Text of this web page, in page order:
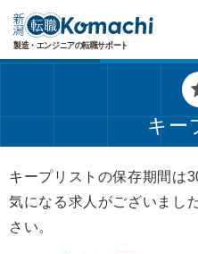
キー
キープリストの保存期間は
気になる求人がございまし
さい。